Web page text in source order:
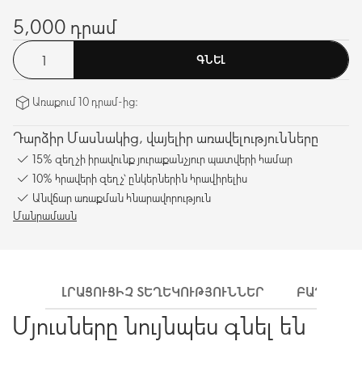
5,000 դրամ
ԳՆԵԼ
Առաքում 10 դրամ-ից։
Դարձիր Մասնակից, վայելիր առավելությունները
15% զեղչի իրավունք յուրաքանչյուր պատվերի համար
10% հրավերի զեղչ՝ ընկերներին հրավիրելիս
Անվճար առաքման հնարավորություն
Մանրամասն
ԼՐԱՑՈՒՑԻՉ ՏԵՂԵԿՈՒԹՅՈՒՆՆԵՐ
Մյուսները նույնպես գնել են